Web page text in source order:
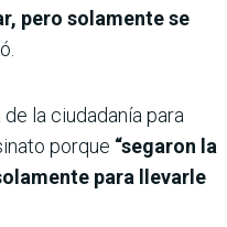
pero solamente se
la ciudadanía para
porque “segaron la
para llevarle